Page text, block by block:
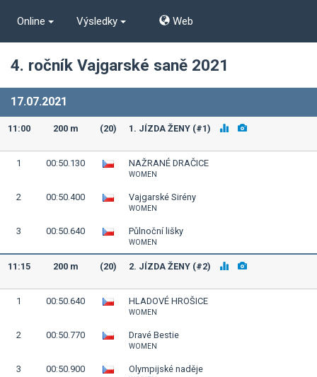
Online Výsledky Web
4. ročník Vajgarské saně 2021
17.07.2021
11:00 200 m (20) 1. JÍZDA ŽENY (#1)
1 00:50.130 NAŽRANÉ DRAČICE
WOMEN
2 00:50.400 Vajgarské Sirény
WOMEN
3 00:50.640 Půlnoční lišky
WOMEN
11:15 200 m (20) 2. JÍZDA ŽENY (#2)
1 00:50.640 HLADOVÉ HROŠICE
WOMEN
2 00:50.770 Dravé Bestie
WOMEN
3 00:50.900 Olympijské naděje